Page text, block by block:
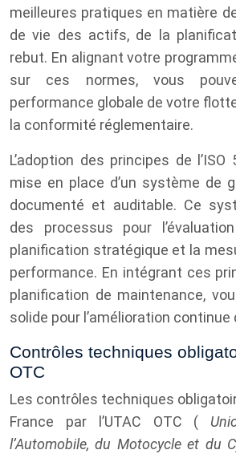
meilleures pratiques en matière
de vie des actifs, de la
rebut. En alignant votre
sur ces normes, vous
performance globale de votre
la conformité réglementaire.
L’adoption des principes de
mise en place d’un système de
documenté et auditable. Ce
des processus pour
planification stratégique et la
performance. En intégrant ces
planification de maintenance,
solide pour l’amélioration
Contrôles techniques
OTC
Les contrôles techniques
France par l’UTAC OTC (
l’Automobile, du Motocycle et du